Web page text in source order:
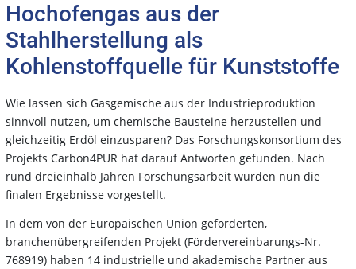
Hochofengas aus der
Stahlherstellung als
Kohlenstoffquelle für Kunststoffe
Wie lassen sich Gasgemische aus der Industrieproduktion
sinnvoll nutzen, um chemische Bausteine herzustellen und
gleichzeitig Erdöl einzusparen? Das Forschungskonsortium des
Projekts Carbon4PUR hat darauf Antworten gefunden. Nach
rund dreieinhalb Jahren Forschungsarbeit wurden nun die
finalen Ergebnisse vorgestellt.
In dem von der Europäischen Union geförderten,
branchenübergreifenden Projekt (Fördervereinbarungs-Nr.
768919) haben 14 industrielle und akademische Partner aus